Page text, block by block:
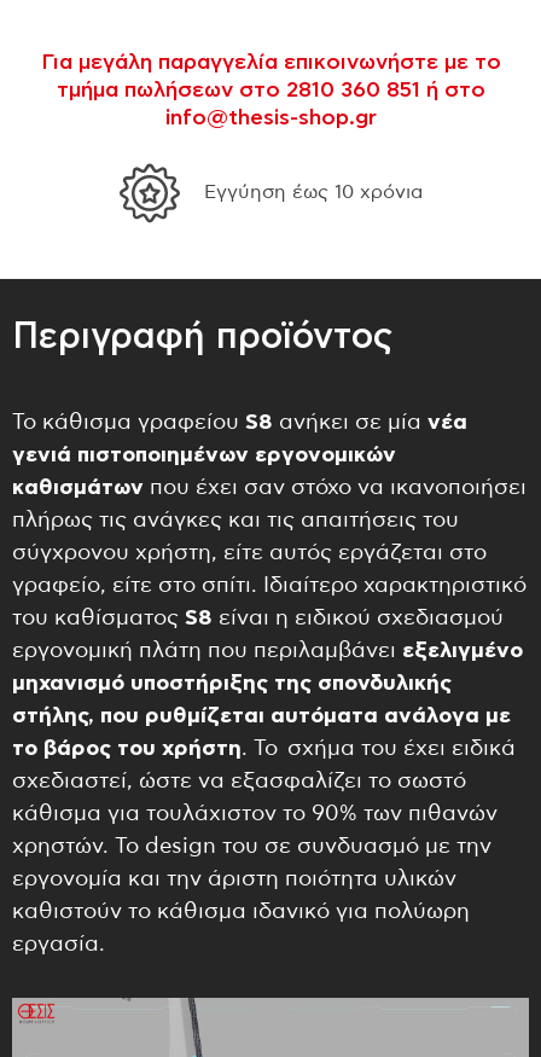
Για μεγάλη παραγγελία επικοινωνήστε με το
τμήμα πωλήσεων στο 2810 360 851 ή στο
info@thesis-shop.gr
Περιγραφή προϊόντος
Το κάθισμα γραφείου S8 ανήκει σε μία νέα
γενιά πιστοποιημένων εργονομικών
καθισμάτων που έχει σαν στόχο να ικανοποιήσει
πλήρως τις ανάγκες και τις απαιτήσεις του
σύγχρονου χρήστη, είτε αυτός εργάζεται στο
γραφείο, είτε στο σπίτι. Ιδιαίτερο χαρακτηριστικό
του καθίσματος S8 είναι η ειδικού σχεδιασμού
εργονομική πλάτη που περιλαμβάνει εξελιγμένο
μηχανισμό υποστήριξης της σπονδυλικής
στήλης, που ρυθμίζεται αυτόματα ανάλογα με
το βάρος του χρήστη. Το σχήμα του έχει ειδικά
σχεδιαστεί, ώστε να εξασφαλίζει το σωστό
κάθισμα για τουλάχιστον το 90% των πιθανών
χρηστών. Το design του σε συνδυασμό με την
εργονομία και την άριστη ποιότητα υλικών
καθιστούν το κάθισμα ιδανικό για πολύωρη
εργασία.